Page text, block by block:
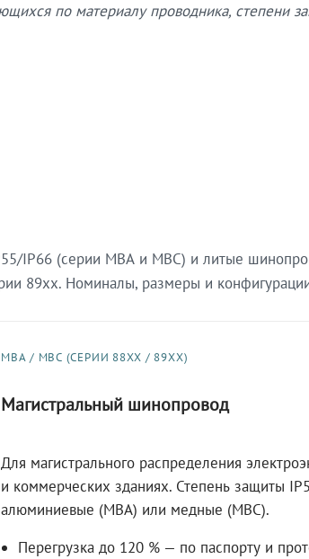
по материалу проводника, степени
IP66 (серии МВА и МВС) и литые
89xx. Номиналы, размеры и конфигурации
МВА / МВС (СЕРИИ 88XX / 89XX)
Магистральный шинопровод
Для магистрального распределения
и коммерческих зданиях. Степень защиты
алюминиевые (МВА) или медные (МВС).
Перегрузка до 120 % — по паспорту и